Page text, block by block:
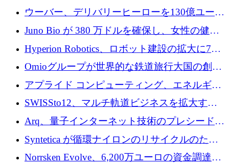
を10億ユーロ以上の契約で買収
ウーバー、デリバリーヒーローを130億ユーロ
の契約で買収、99か国にまたがるプラットフ
ォームを構築
Juno Bio が 380 万ドルを確保し、女性の健康
専用の初のシーケンスラボを開設
Hyperion Robotics、ロボット建設の拡大に740
万ドルを確保
Omioグループが世界的な鉄道旅行大国の創設
を目指してRail Europeを買収
アプライド コンピューティング、エネルギー
向け基盤 AI の拡張に 2,000 万ドルを調達
SWISSto12、マルチ軌道ビジネスを拡大する
ためにシリーズCで7,000万ドルを調達
Arq、量子インターネット技術のプレシードと
して140万ドルを確保
Syntetica が循環ナイロンのリサイクルのため
にシリーズ A で 3,000 万ドルを調達
Norrsken Evolve、6,200万ユーロの資金調達